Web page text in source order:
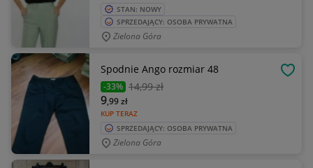
STAN: NOWY
SPRZEDAJĄCY: OSOBA PRYWATNA
Zielona Góra
Spodnie Ango rozmiar 48
-33% 14,99 zł
KUP TERAZ
9,99zł
SPRZEDAJĄCY: OSOBA PRYWATNA
Zielona Góra